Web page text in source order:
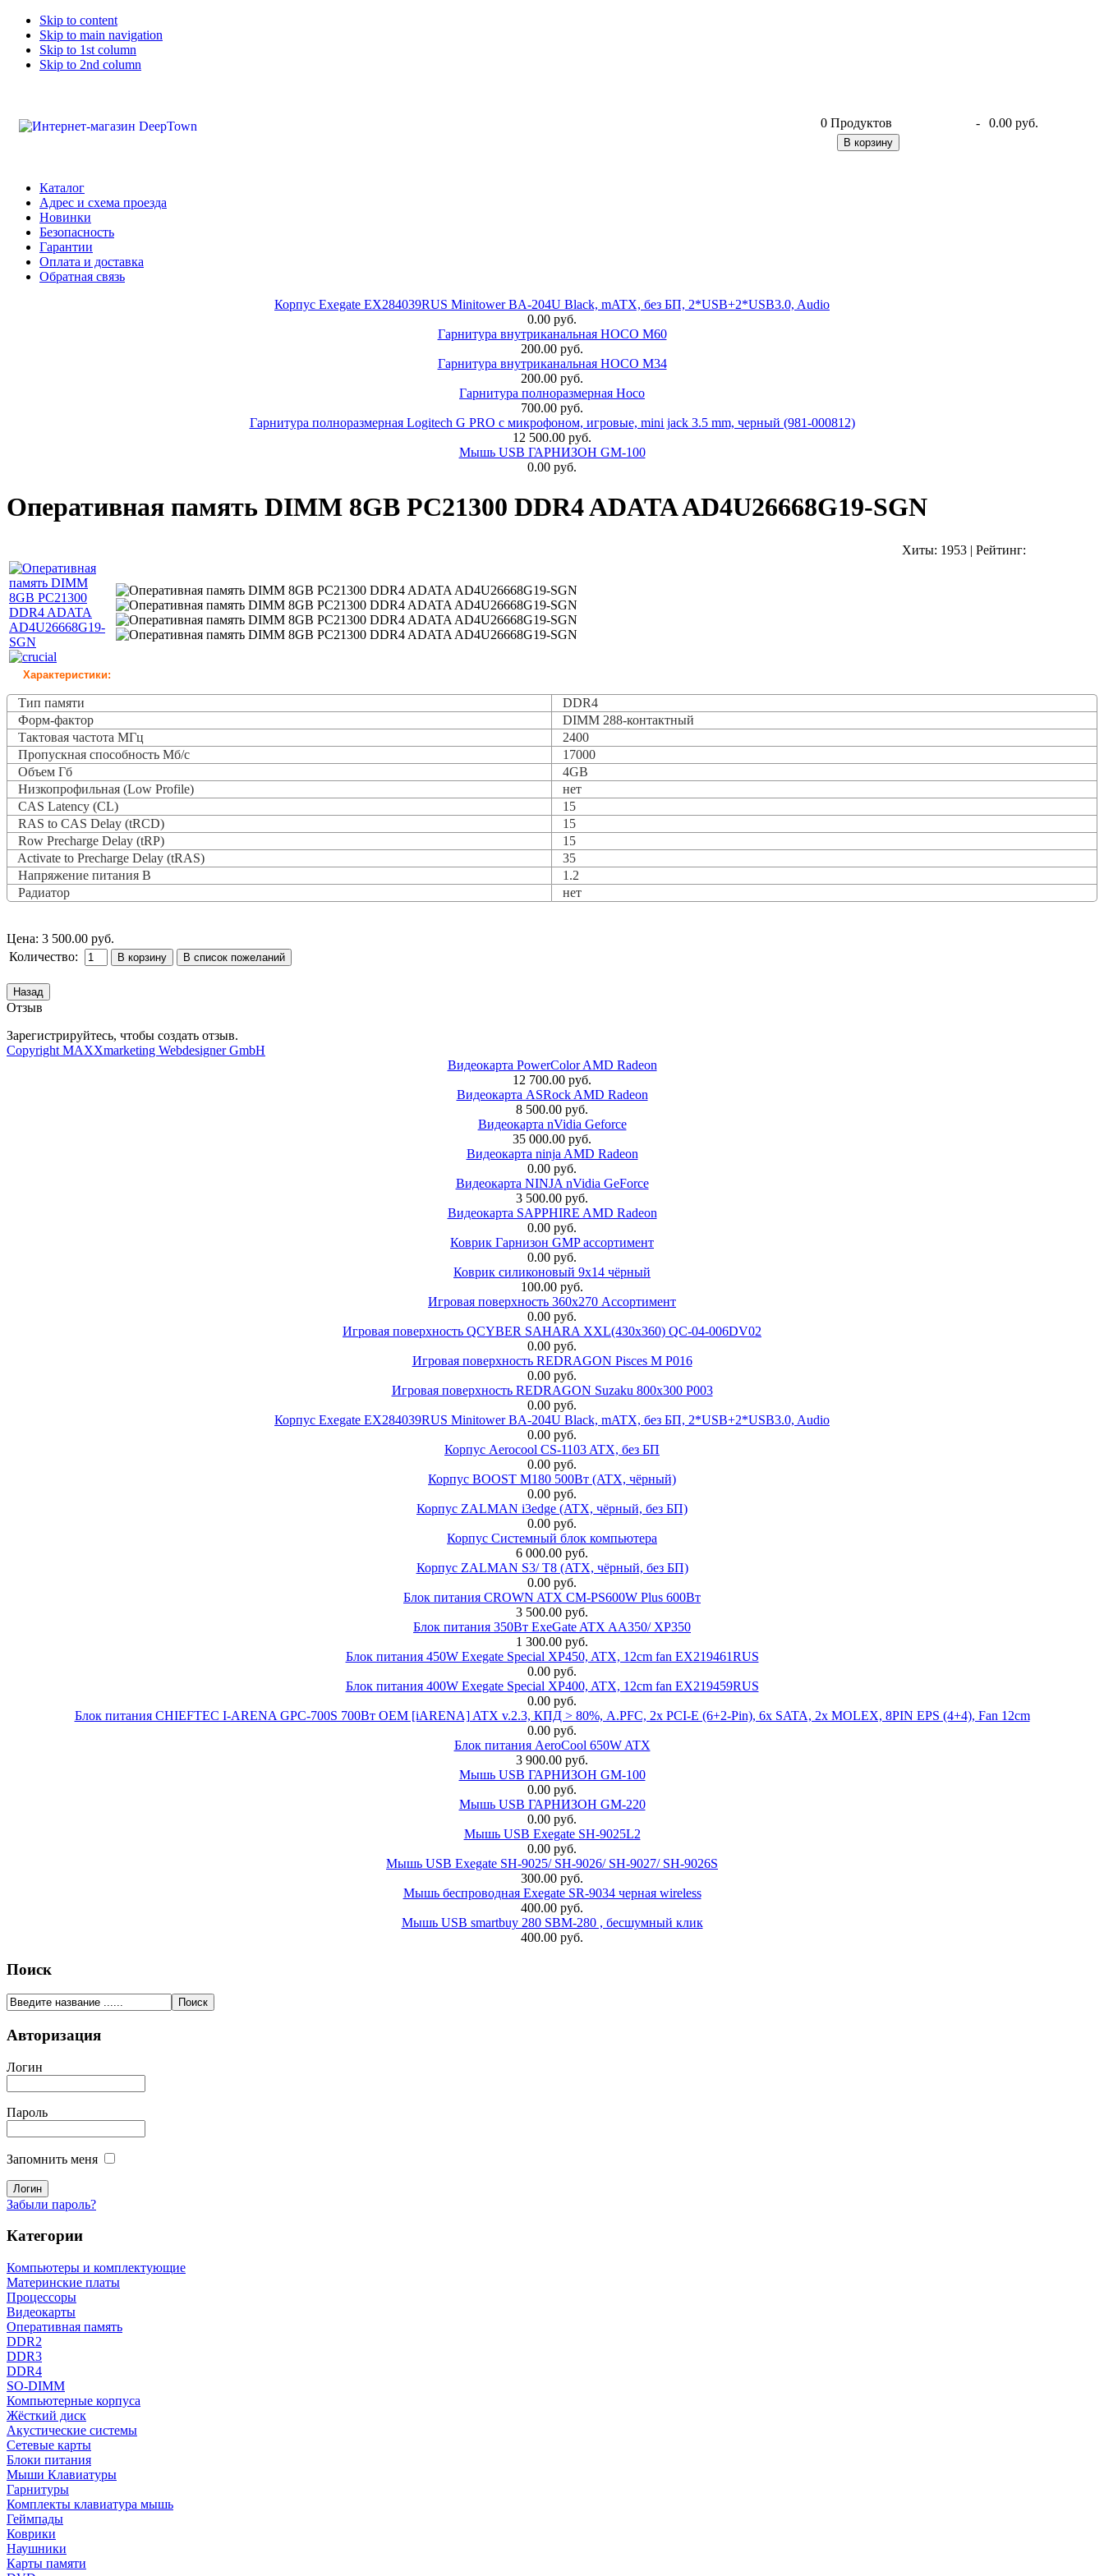
Skip to content
Skip to main navigation
Skip to 1st column
Skip to 2nd column
0 Продуктов - 0.00 руб.
В корзину
Каталог
Адрес и схема проезда
Новинки
Безопасность
Гарантии
Оплата и доставка
Обратная связь
Корпус Exegate EX284039RUS Minitower BA-204U Black, mATX, без БП, 2*USB+2*USB3.0, Audio
0.00 руб.
Гарнитура внутриканальная HOCO M60
200.00 руб.
Гарнитура внутриканальная HOCO M34
200.00 руб.
Гарнитура полноразмерная Hoco
700.00 руб.
Гарнитура полноразмерная Logitech G PRO с микрофоном, игровые, mini jack 3.5 mm, черный (981-000812)
12 500.00 руб.
Мышь USB ГАРНИЗОН GM-100
0.00 руб.
Оперативная память DIMM 8GB PC21300 DDR4 ADATA AD4U26668G19-SGN
Хиты: 1953 | Рейтинг:
Характеристики:
Тип памяти
DDR4
Форм-фактор
DIMM 288-контактный
Тактовая частота МГц
2400
Пропускная способность Мб/с
17000
Объем Гб
4GB
Низкопрофильная (Low Profile)
нет
CAS Latency (CL)
15
RAS to CAS Delay (tRCD)
15
Row Precharge Delay (tRP)
15
Activate to Precharge Delay (tRAS)
35
Напряжение питания В
1.2
Радиатор
нет
Цена: 3 500.00 руб.
Количество:
Отзыв
Зарегистрируйтесь, чтобы создать отзыв.
Copyright MAXXmarketing Webdesigner GmbH
Видеокарта PowerColor AMD Radeon
12 700.00 руб.
Видеокарта ASRock AMD Radeon
8 500.00 руб.
Видеокарта nVidia Geforce
35 000.00 руб.
Видеокарта ninja AMD Radeon
0.00 руб.
Видеокарта NINJA nVidia GeForce
3 500.00 руб.
Видеокарта SAPPHIRE AMD Radeon
0.00 руб.
Коврик Гарнизон GMP ассортимент
0.00 руб.
Коврик силиконовый 9х14 чёрный
100.00 руб.
Игровая поверхность 360x270 Ассортимент
0.00 руб.
Игровая поверхность QCYBER SAHARA XXL(430x360) QC-04-006DV02
0.00 руб.
Игровая поверхность REDRAGON Pisces M P016
0.00 руб.
Игровая поверхность REDRAGON Suzaku 800x300 P003
0.00 руб.
Корпус Exegate EX284039RUS Minitower BA-204U Black, mATX, без БП, 2*USB+2*USB3.0, Audio
0.00 руб.
Корпус Aerocool CS-1103 ATX, без БП
0.00 руб.
Корпус BOOST M180 500Вт (ATX, чёрный)
0.00 руб.
Корпус ZALMAN i3edge (ATX, чёрный, без БП)
0.00 руб.
Корпус Системный блок компьютера
6 000.00 руб.
Корпус ZALMAN S3/ T8 (ATX, чёрный, без БП)
0.00 руб.
Блок питания CROWN ATX CM-PS600W Plus 600Вт
3 500.00 руб.
Блок питания 350Вт ExeGate ATX AA350/ XP350
1 300.00 руб.
Блок питания 450W Exegate Special XP450, ATX, 12cm fan EX219461RUS
0.00 руб.
Блок питания 400W Exegate Special XP400, ATX, 12cm fan EX219459RUS
0.00 руб.
Блок питания CHIEFTEC I-ARENA GPC-700S 700Вт OEM [iARENA] ATX v.2.3, КПД > 80%, A.PFC, 2x PCI-E (6+2-Pin), 6x SATA, 2x MOLEX, 8PIN EPS (4+4), Fan 12cm
0.00 руб.
Блок питания AeroCool 650W ATX
3 900.00 руб.
Мышь USB ГАРНИЗОН GM-100
0.00 руб.
Мышь USB ГАРНИЗОН GM-220
0.00 руб.
Мышь USB Exegate SH-9025L2
0.00 руб.
Мышь USB Exegate SH-9025/ SH-9026/ SH-9027/ SH-9026S
300.00 руб.
Мышь беспроводная Exegate SR-9034 черная wireless
400.00 руб.
Мышь USB smartbuy 280 SBM-280 , бесшумный клик
400.00 руб.
Поиск
Авторизация
Логин
Пароль
Запомнить меня
Забыли пароль?
Категории
Компьютеры и комплектующие
Материнские платы
Процессоры
Видеокарты
Оперативная память
DDR2
DDR3
DDR4
SO-DIMM
Компьютерные корпуса
Жёсткий диск
Акустические системы
Сетевые карты
Блоки питания
Мыши Клавиатуры
Гарнитуры
Комплекты клавиатура мышь
Геймпады
Коврики
Наушники
Карты памяти